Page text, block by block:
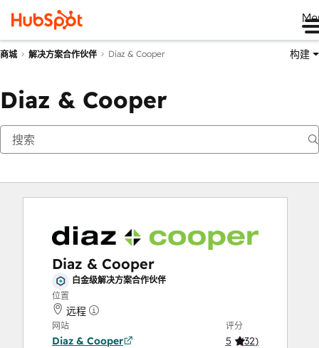
商城 解决方案合作伙伴 Diaz & Cooper 构建
Diaz & Cooper
Diaz & Cooper
白金级解决方案合作伙伴
位置
远程
网站
Diaz & Cooper
评分
5 (32)